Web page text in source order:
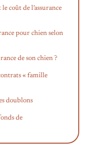
coût de l’assurance
pour chien selon
de son chien ?
« famille
doublons
de